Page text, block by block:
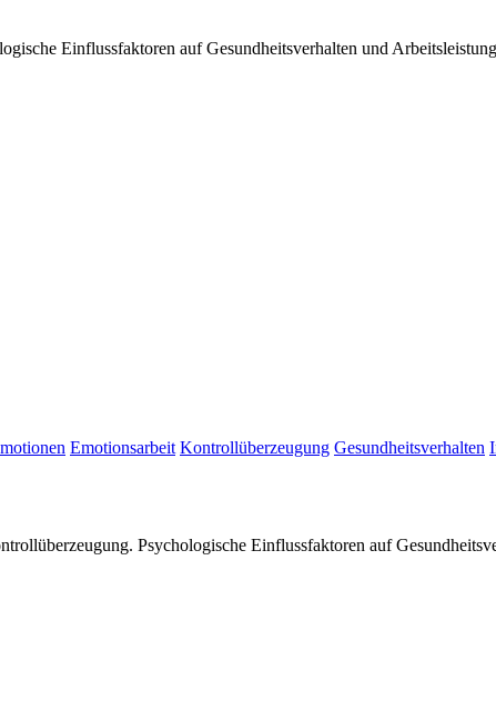
Einflussfaktoren auf Gesundheitsverhalten und Arbeitsleistung
Emotionsarbeit Kontrollüberzeugung Gesundheitsverhalten
Psychologische Einflussfaktoren auf